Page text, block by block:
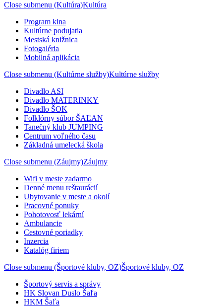
Close submenu (Kultúra)Kultúra
Program kina
Kultúrne podujatia
Mestská knižnica
Fotogaléria
Mobilná aplikácia
Close submenu (Kultúrne služby)Kultúrne služby
Divadlo ASI
Divadlo MATERINKY
Divadlo ŠOK
Folklórny súbor ŠAĽAN
Tanečný klub JUMPING
Centrum voľného času
Základná umelecká škola
Close submenu (Záujmy)Záujmy
Wifi v meste zadarmo
Denné menu reštaurácií
Ubytovanie v meste a okolí
Pracovné ponuky
Pohotovosť lekární
Ambulancie
Cestovné poriadky
Inzercia
Katalóg firiem
Close submenu (Športové kluby, OZ)Športové kluby, OZ
Športový servis a správy
HK Slovan Duslo Šaľa
HKM Šaľa